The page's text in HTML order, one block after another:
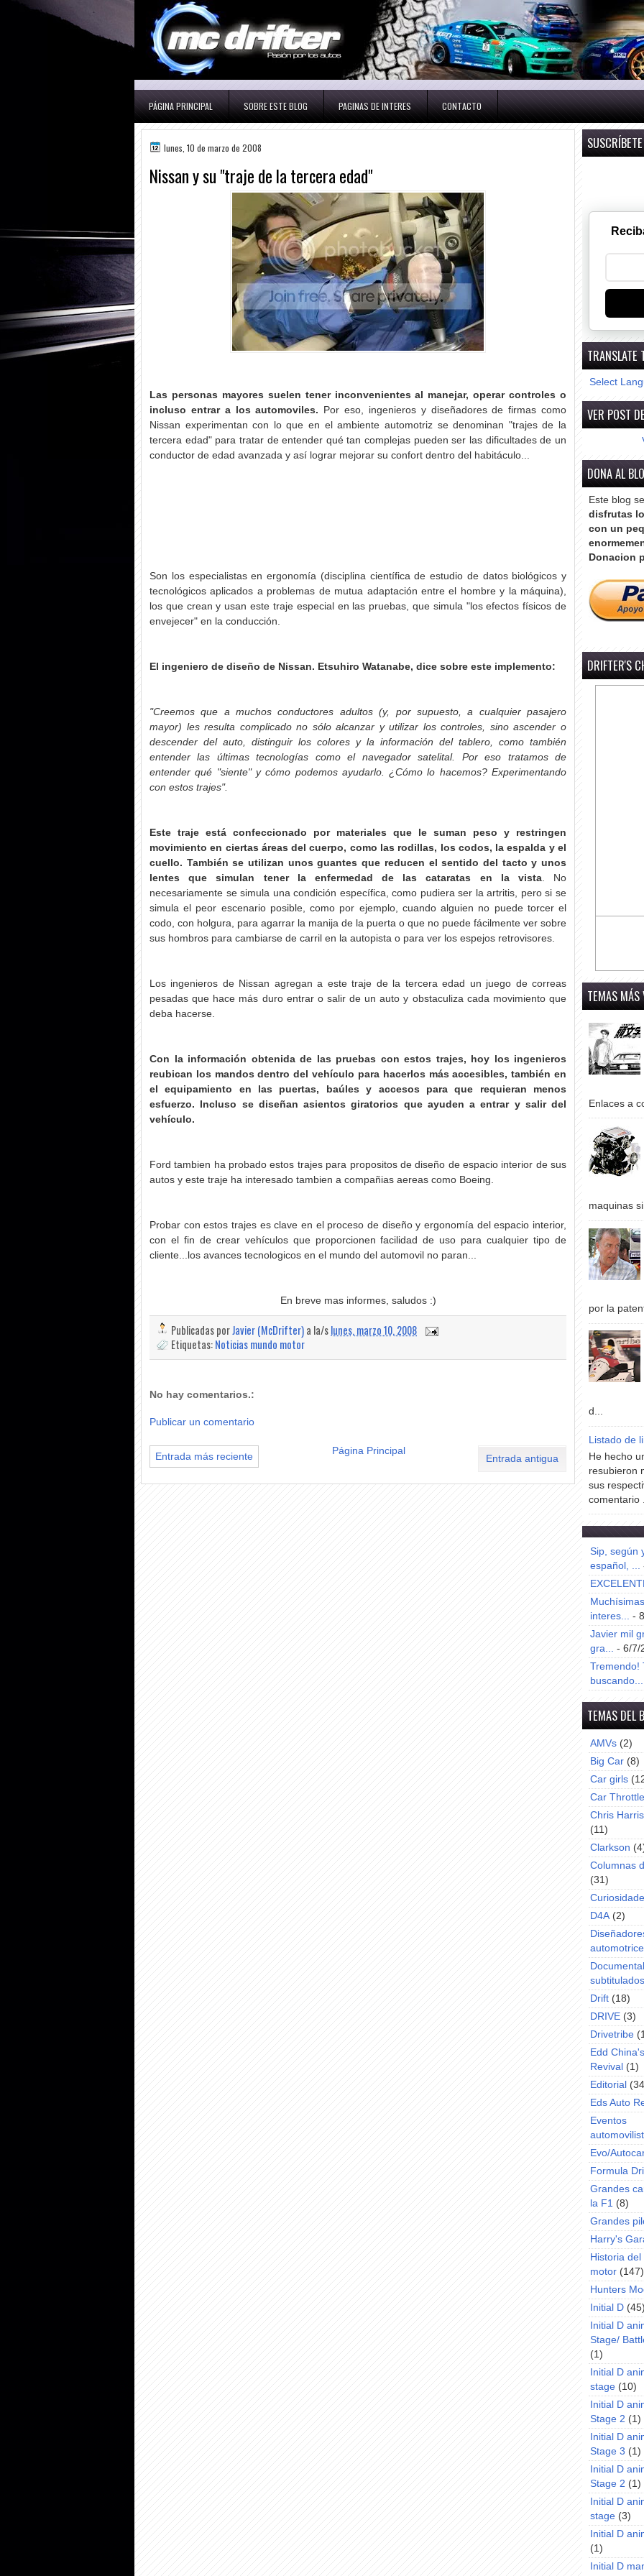
PÁGINA PRINCIPAL SOBRE ESTE BLOG PAGINAS DE INTERES CONTACTO
lunes, 10 de marzo de 2008
Nissan y su "traje de la tercera edad"
Las personas mayores suelen tener inconvenientes al manejar, operar controles o
incluso entrar a los automoviles. Por eso, ingenieros y diseñadores de firmas como
Nissan experimentan con lo que en el ambiente automotriz se denominan "trajes de la
tercera edad" para tratar de entender qué tan complejas pueden ser las dificultades de un
conductor de edad avanzada y así lograr mejorar su confort dentro del habitáculo...
Son los especialistas en ergonomía (disciplina científica de estudio de datos biológicos y
tecnológicos aplicados a problemas de mutua adaptación entre el hombre y la máquina),
los que crean y usan este traje especial en las pruebas, que simula "los efectos físicos de
envejecer" en la conducción.
El ingeniero de diseño de Nissan. Etsuhiro Watanabe, dice sobre este implemento:
"Creemos que a muchos conductores adultos (y, por supuesto, a cualquier pasajero
mayor) les resulta complicado no sólo alcanzar y utilizar los controles, sino ascender o
descender del auto, distinguir los colores y la información del tablero, como también
entender las últimas tecnologías como el navegador satelital. Por eso tratamos de
entender qué "siente" y cómo podemos ayudarlo. ¿Cómo lo hacemos? Experimentando
con estos trajes".
Este traje está confeccionado por materiales que le suman peso y restringen
movimiento en ciertas áreas del cuerpo, como las rodillas, los codos, la espalda y el
cuello. También se utilizan unos guantes que reducen el sentido del tacto y unos
lentes que simulan tener la enfermedad de las cataratas en la vista. No
necesariamente se simula una condición específica, como pudiera ser la artritis, pero si se
simula el peor escenario posible, como por ejemplo, cuando alguien no puede torcer el
codo, con holgura, para agarrar la manija de la puerta o que no puede fácilmente ver sobre
sus hombros para cambiarse de carril en la autopista o para ver los espejos retrovisores.
Los ingenieros de Nissan agregan a este traje de la tercera edad un juego de correas
pesadas que hace más duro entrar o salir de un auto y obstaculiza cada movimiento que
deba hacerse.
Con la información obtenida de las pruebas con estos trajes, hoy los ingenieros
reubican los mandos dentro del vehículo para hacerlos más accesibles, también en
el equipamiento en las puertas, baúles y accesos para que requieran menos
esfuerzo. Incluso se diseñan asientos giratorios que ayuden a entrar y salir del
vehículo.
Ford tambien ha probado estos trajes para propositos de diseño de espacio interior de sus
autos y este traje ha interesado tambien a compañias aereas como Boeing.
Probar con estos trajes es clave en el proceso de diseño y ergonomía del espacio interior,
con el fin de crear vehículos que proporcionen facilidad de uso para cualquier tipo de
cliente...los avances tecnologicos en el mundo del automovil no paran...
En breve mas informes, saludos :)
Publicadas porJavier (McDrifter)a la/slunes, marzo 10, 2008
Etiquetas:Noticias mundo motor
No hay comentarios.:
Publicar un comentario
Entrada más reciente Entrada antigua
Página Principal
TRANSLATE
Select
VER POST
DONA AL
Este blog
disfrutas
con un
Donacion
DRIFTER'S
TEMAS MÁS
Enlaces a
maquinas
por la
d...
Listado de
He hecho
resubieron
sus
comentario
Sip, según
español, ...
interes... -
Javier mil
gra... - 6/7/
Tremendo!
buscando...
TEMAS DEL
AMVs (2)
Big Car (8)
Car girls
Car Throttle
Chris
(11)
Clarkson
Columnas
(31)
D4A (2)
subtitulados
Drift (18)
DRIVE (3)
Drivetribe
Edd
Revival (1)
Editorial
Eds Auto
Eventos
Evo/
Formula
Grandes
la F1 (8)
Grandes
Harry's
Historia
motor (147)
Hunters
Initial D
Initial D
Stage/
(1)
Initial D
stage (10)
Initial D
Stage 2 (1)
Initial D
Stage 3 (1)
Initial D
Stage 2 (1)
Initial D
stage (3)
Initial D
(1)
Initial D